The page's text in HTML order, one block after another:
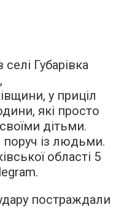
Губарівка
у приціл
які просто
дітьми.
із людьми.
області 5
постраждали